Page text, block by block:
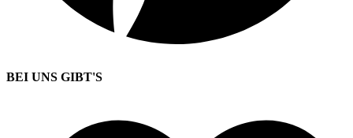
BEI UNS GIBT'S